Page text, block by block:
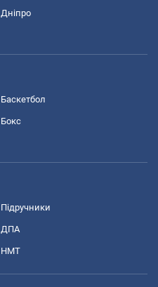
Дніпро
Баскетбол
Бокс
Підручники
ДПА
НМТ